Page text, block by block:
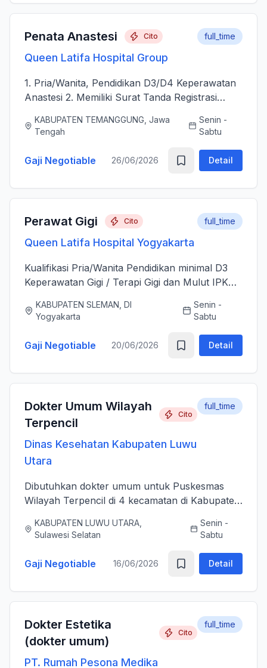
Penata Anastesi Cito
Queen Latifa Hospital Group
full_time
1. Pria/Wanita, Pendidikan D3/D4 Keperawatan
Anastesi 2. Memiliki Surat Tanda Registrasi
kepenataan anestesi sebelum, selama, dan
sesudah Tindakan Operasi 3....
KABUPATEN TEMANGGUNG, Jawa
Tengah
Senin -
Sabtu
Gaji Negotiable 26/06/2026 Detail
Perawat Gigi Cito
Queen Latifa Hospital Yogyakarta
full_time
Kualifikasi Pria/Wanita Pendidikan minimal D3
Keperawatan Gigi / Terapi Gigi dan Mulut IPK
(STR) yang masih aktif Memiliki ijazah dan
sertifikat pendu...
KABUPATEN SLEMAN, DI
Yogyakarta
Senin -
Sabtu
Gaji Negotiable 20/06/2026 Detail
Dokter Umum Wilayah
Terpencil
Cito
Dinas Kesehatan Kabupaten Luwu
Utara
full_time
Dibutuhkan dokter umum untuk Puskesmas
Wilayah Terpencil di 4 kecamatan di Kabupaten
KABUPATEN LUWU UTARA,
Sulawesi Selatan
Senin -
Sabtu
Gaji Negotiable 16/06/2026 Detail
Dokter Estetika
(dokter umum)
Cito
PT. Rumah Pesona Medika
full_time